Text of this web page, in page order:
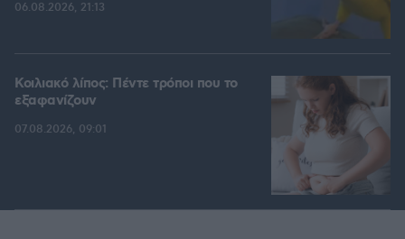
06.08.2026, 21:13
Κοιλιακό λίπος: Πέντε τρόποι που το
εξαφανίζουν
07.08.2026, 09:01